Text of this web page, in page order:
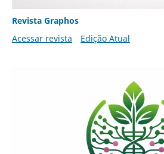
Revista Graphos
Acessar revista
Edição Atual